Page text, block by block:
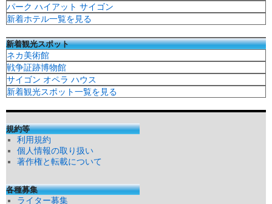
パーク ハイアット サイゴン
新着ホテル一覧を見る
新着観光スポット
ネカ美術館
戦争証跡博物館
サイゴン オペラ ハウス
新着観光スポット一覧を見る
規約等
利用規約
個人情報の取り扱い
著作権と転載について
各種募集
ライター募集